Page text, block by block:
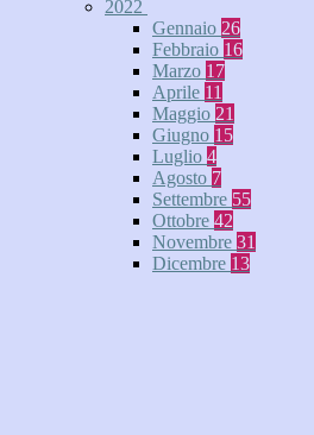
2022
Gennaio 26
Febbraio 16
Marzo 17
Aprile 11
Maggio 21
Giugno 15
Luglio 4
Agosto 7
Settembre 55
Ottobre 42
Novembre 31
Dicembre 13